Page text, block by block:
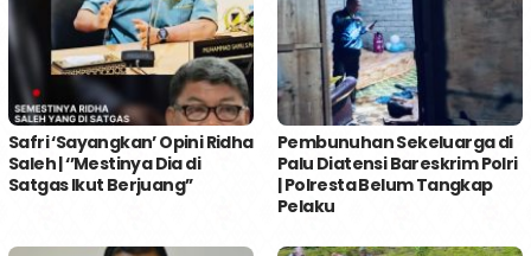
Safri ‘Sayangkan’ Opini Ridha
Saleh | ‘’Mestinya Dia di
Satgas Ikut Berjuang’’
Pembunuhan Sekeluarga di
Palu Diatensi Bareskrim Polri
| Polresta Belum Tangkap
Pelaku